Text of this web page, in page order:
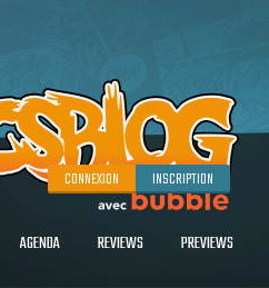
CONNEXION INSCRIPTION
AGENDA REVIEWS PREVIEWS